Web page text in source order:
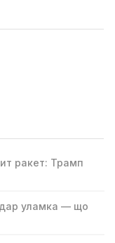
ракет: Трамп
уламка — що